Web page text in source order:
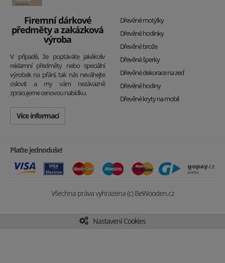
Firemní dárkové
předměty a zakázková
výroba
V případě, že poptáváte jakékoliv
reklamní předměty nebo speciální
výrobek na přání, tak nás neváhejte
oslovit a my vám nezávazně
zpracujeme cenovou nabídku.
Více informací
Dřevěné motýlky
Dřevěné hodinky
Dřevěné brože
Dřevěné šperky
Dřevěné dekorace na zeď
Dřevěné hodiny
Dřevěné kryty na mobil
Plaťte jednoduše!
Všechna práva vyhrazena (c) BeWooden.cz
Nastavení Cookies